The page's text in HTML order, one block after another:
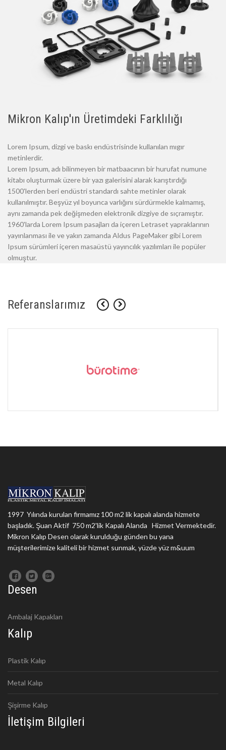
Mikron Kalıp'ın Üretimdeki Farklılığı
Lorem Ipsum, dizgi ve baskı endüstrisinde kullanılan mıgır
metinlerdir.
Lorem Ipsum, adı bilinmeyen bir matbaacının bir hurufat numune
kitabı oluşturmak üzere bir yazı galerisini alarak karıştırdığı
1500'lerden beri endüstri standardı sahte metinler olarak
kullanılmıştır. Beşyüz yıl boyunca varlığını sürdürmekle kalmamış,
aynı zamanda pek değişmeden elektronik dizgiye de sıçramıştır.
1960'larda Lorem Ipsum pasajları da içeren Letraset yapraklarının
yayınlanması ile ve yakın zamanda Aldus PageMaker gibi Lorem
Ipsum sürümleri içeren masaüstü yayıncılık yazılımları ile popüler
olmuştur.
Referanslarımız
1997 Yılında kurulan firmamız 100 m2 lik kapalı alanda hizmete
başladık. Şuan Aktif 750 m2'lik Kapalı Alanda Hizmet Vermektedir.
Mikron Kalıp Desen olarak kurulduğu günden bu yana
müşterilerimize kaliteli bir hizmet sunmak, yüzde yüz m&uum
Desen
Ambalaj Kapakları
Kalıp
Plastik Kalıp
Metal Kalıp
Şişirme Kalıp
İletişim Bilgileri